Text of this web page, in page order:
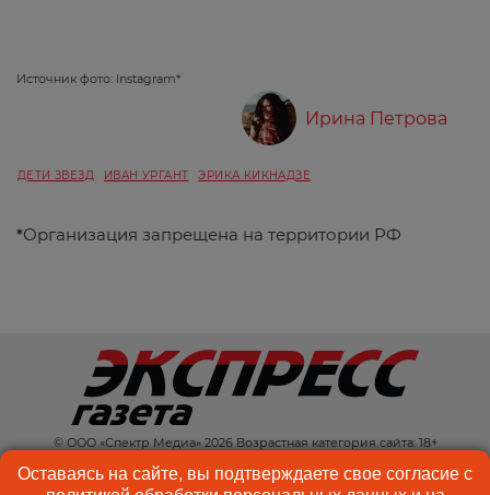
Источник фото: Instagram*
Ирина Петрова
ДЕТИ ЗВЕЗД ИВАН УРГАНТ ЭРИКА КИКНАДЗЕ
*Организация запрещена на территории РФ
© ООО «Спектр Медиа» 2026 Возрастная категория сайта: 18+
КОНТАКТЫ РЕКЛАМА
Оставаясь на сайте, вы подтверждаете свое согласие с